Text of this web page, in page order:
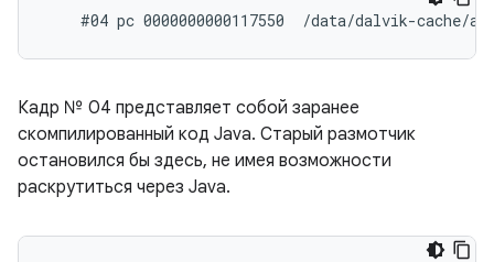
Кадр № 04 представляет собой заранее
скомпилированный код Java. Старый размотчик
остановился бы здесь, не имея возможности
раскрутиться через Java.